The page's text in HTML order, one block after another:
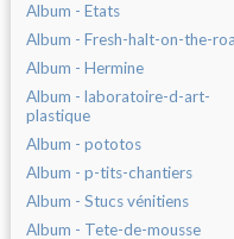
Album - Etats
Album - Fresh-halt-on-the-
Album - Hermine
Album - laboratoire-d-art-
plastique
Album - pototos
Album - p-tits-chantiers
Album - Stucs vénitiens
Album - Tete-de-mousse